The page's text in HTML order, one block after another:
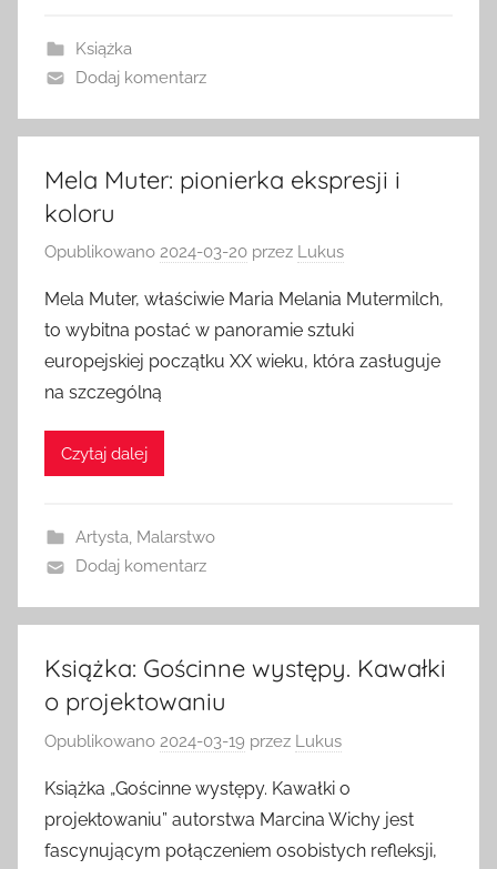
Książka
Dodaj komentarz
Mela Muter: pionierka ekspresji i
koloru
Opublikowano 2024-03-20 przez Lukus
Mela Muter, właściwie Maria Melania Mutermilch,
to wybitna postać w panoramie sztuki
europejskiej początku XX wieku, która zasługuje
na szczególną
Czytaj dalej
Artysta, Malarstwo
Dodaj komentarz
Książka: Gościnne występy. Kawałki
o projektowaniu
Opublikowano 2024-03-19 przez Lukus
Książka „Gościnne występy. Kawałki o
projektowaniu” autorstwa Marcina Wichy jest
fascynującym połączeniem osobistych refleksji,